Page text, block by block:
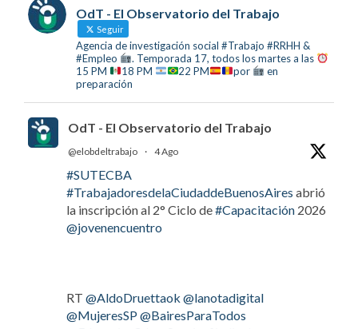
OdT - El Observatorio del Trabajo
Seguir
Agencia de investigación social #Trabajo #RRHH &
#Empleo
. Temporada 17, todos los martes a las
15 PM
18 PM 22 PM por
en
preparación
OdT - El Observatorio del Trabajo
@elobdeltrabajo · 4 Ago
#SUTECBA
#TrabajadoresdelaCiudaddeBuenosAires abrió
la inscripción al 2° Ciclo de#Capacitación 2026
@jovenencuentro
RT @AldoDruettaok @lanotadigital
@MujeresSP@BairesParaTodos